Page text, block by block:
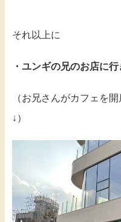
それ以上に
・ユンギの兄のお店に
（お兄さんがカフェを
↓）